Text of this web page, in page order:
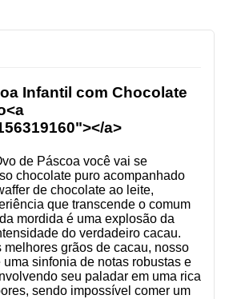
Infantil com Chocolate
a>
de Páscoa você vai se
chocolate puro acompanhado
de chocolate ao leite,
que transcende o comum
mordida é uma explosão da
do verdadeiro cacau.
melhores grãos de cacau, nosso
sinfonia de notas robustas e
seu paladar em uma rica
, sendo impossível comer um